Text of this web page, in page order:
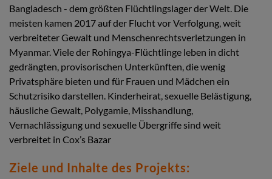
Bangladesch - dem größten Flüchtlingslager der Welt. Die
meisten kamen 2017 auf der Flucht vor Verfolgung, weit
verbreiteter Gewalt und Menschenrechtsverletzungen in
Myanmar. Viele der Rohingya-Flüchtlinge leben in dicht
gedrängten, provisorischen Unterkünften, die wenig
Privatsphäre bieten und für Frauen und Mädchen ein
Schutzrisiko darstellen. Kinderheirat, sexuelle Belästigung,
häusliche Gewalt, Polygamie, Misshandlung,
Vernachlässigung und sexuelle Übergriffe sind weit
verbreitet in Cox’s Bazar
Ziele und Inhalte des Projekts: